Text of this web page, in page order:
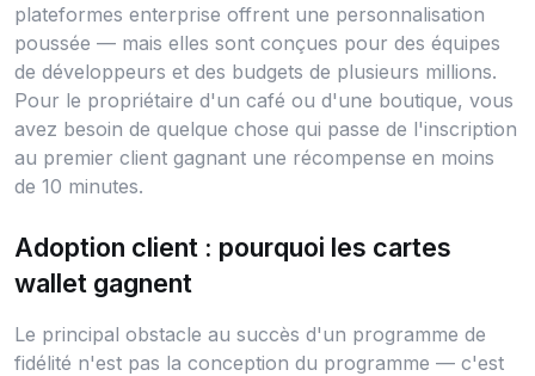
plateformes enterprise offrent une personnalisation
poussée — mais elles sont conçues pour des équipes
de développeurs et des budgets de plusieurs millions.
Pour le propriétaire d'un café ou d'une boutique, vous
avez besoin de quelque chose qui passe de l'inscription
au premier client gagnant une récompense en moins
de 10 minutes.
Adoption client : pourquoi les cartes
wallet gagnent
Le principal obstacle au succès d'un programme de
fidélité n'est pas la conception du programme — c'est